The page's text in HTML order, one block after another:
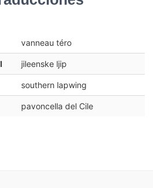
vanneau téro
jileenske ljip
southern lapwing
pavoncella del Cile